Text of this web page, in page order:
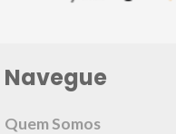
Navegue
Quem Somos